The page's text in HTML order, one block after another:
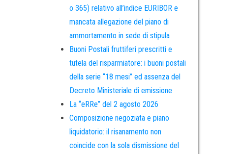
o 365) relativo all’indice EURIBOR e
mancata allegazione del piano di
ammortamento in sede di stipula
Buoni Postali fruttiferi prescritti e
tutela del risparmiatore: i buoni postali
della serie “18 mesi” ed assenza del
Decreto Ministeriale di emissione
La “eRRe” del 2 agosto 2026
Composizione negoziata e piano
liquidatorio: il risanamento non
coincide con la sola dismissione del